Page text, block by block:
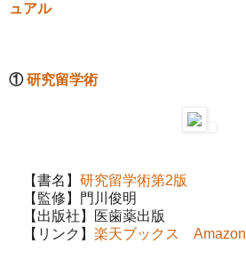
ュアル
①研究留学術
【書名】 研究留学術第2版
【監修】門川俊明
【出版社】医歯薬出版
【リンク】 楽天ブックス Amazon